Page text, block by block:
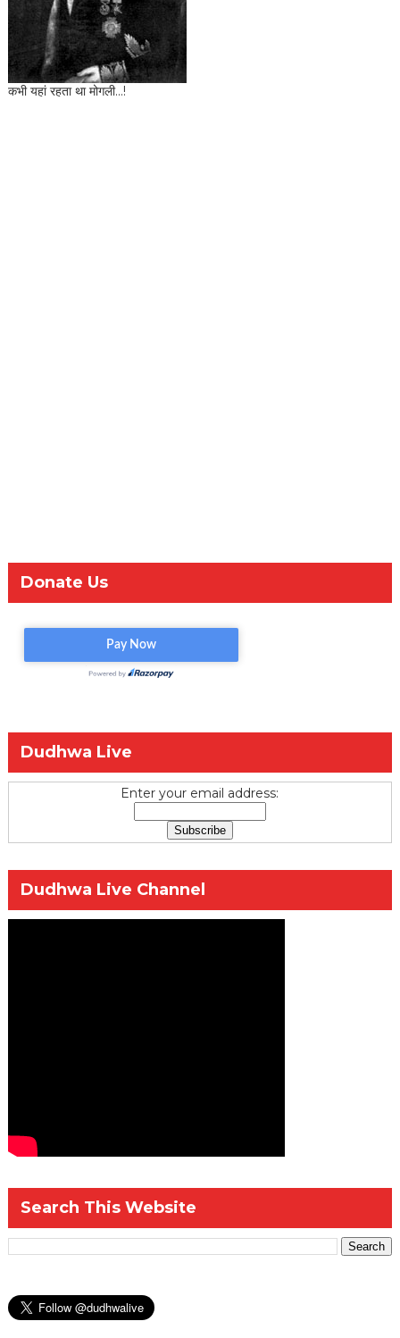
कभी यहां रहता था मोगली...!
Donate Us
Dudhwa Live
Enter your email address:
Dudhwa Live Channel
Search This Website